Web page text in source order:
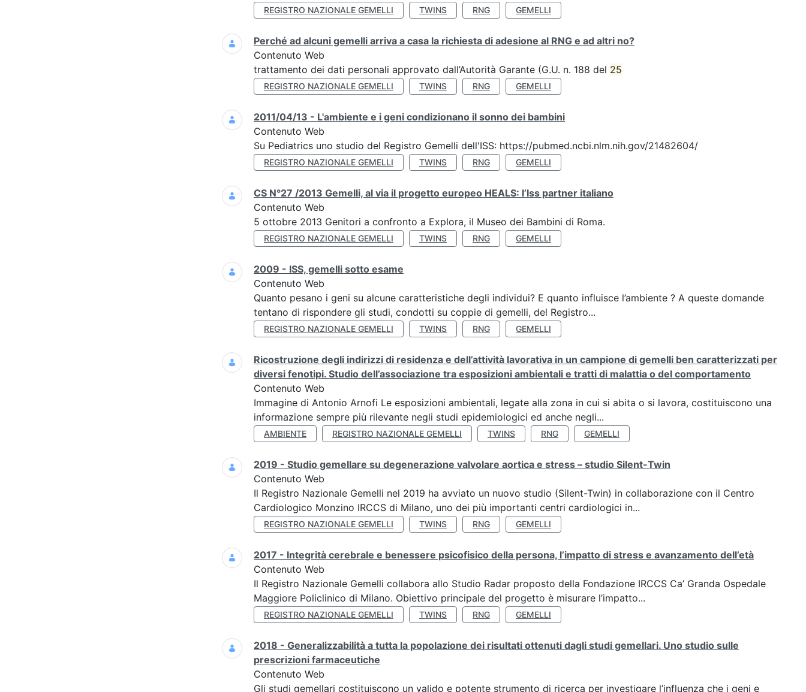
REGISTRO NAZIONALE GEMELLI TWINS RNG GEMELLI
Perché ad alcuni gemelli arriva a casa la richiesta di adesione al RNG e ad altri no?
Contenuto Web
trattamento dei dati personali approvato dall’Autorità Garante (G.U. n. 188 del 25
REGISTRO NAZIONALE GEMELLI TWINS RNG GEMELLI
2011/04/13 - L'ambiente e i geni condizionano il sonno dei bambini
Contenuto Web
Su Pediatrics uno studio del Registro Gemelli dell'ISS: https://pubmed.ncbi.nlm.nih.gov/21482604/
REGISTRO NAZIONALE GEMELLI TWINS RNG GEMELLI
CS N°27 /2013 Gemelli, al via il progetto europeo HEALS: l’Iss partner italiano
Contenuto Web
5 ottobre 2013 Genitori a confronto a Explora, il Museo dei Bambini di Roma.
REGISTRO NAZIONALE GEMELLI TWINS RNG GEMELLI
2009 - ISS, gemelli sotto esame
Contenuto Web
Quanto pesano i geni su alcune caratteristiche degli individui? E quanto influisce l’ambiente ? A queste domande
tentano di rispondere gli studi, condotti su coppie di gemelli, del Registro...
REGISTRO NAZIONALE GEMELLI TWINS RNG GEMELLI
Ricostruzione degli indirizzi di residenza e dell’attività lavorativa in un campione di gemelli ben caratterizzati per
diversi fenotipi. Studio dell’associazione tra esposizioni ambientali e tratti di malattia o del comportamento
Contenuto Web
Immagine di Antonio Arnofi Le esposizioni ambientali, legate alla zona in cui si abita o si lavora, costituiscono una
informazione sempre più rilevante negli studi epidemiologici ed anche negli...
AMBIENTE REGISTRO NAZIONALE GEMELLI TWINS RNG GEMELLI
2019 - Studio gemellare su degenerazione valvolare aortica e stress – studio Silent-Twin
Contenuto Web
Il Registro Nazionale Gemelli nel 2019 ha avviato un nuovo studio (Silent-Twin) in collaborazione con il Centro
Cardiologico Monzino IRCCS di Milano, uno dei più importanti centri cardiologici in...
REGISTRO NAZIONALE GEMELLI TWINS RNG GEMELLI
2017 - Integrità cerebrale e benessere psicofisico della persona, l’impatto di stress e avanzamento dell’età
Contenuto Web
Il Registro Nazionale Gemelli collabora allo Studio Radar proposto della Fondazione IRCCS Ca’ Granda Ospedale
Maggiore Policlinico di Milano. Obiettivo principale del progetto è misurare l’impatto...
REGISTRO NAZIONALE GEMELLI TWINS RNG GEMELLI
2018 - Generalizzabilità a tutta la popolazione dei risultati ottenuti dagli studi gemellari. Uno studio sulle
prescrizioni farmaceutiche
Contenuto Web
Gli studi gemellari costituiscono un valido e potente strumento di ricerca per investigare l’influenza che i geni e